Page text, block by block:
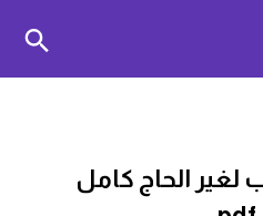
لغير الحاج كامل